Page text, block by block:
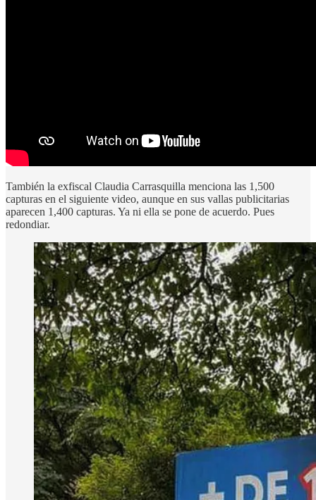
También la exfiscal Claudia Carrasquilla menciona las 1,500
capturas en el siguiente video, aunque en sus vallas publicitarias
aparecen 1,400 capturas. Ya ni ella se pone de acuerdo. Pues
redondiar.